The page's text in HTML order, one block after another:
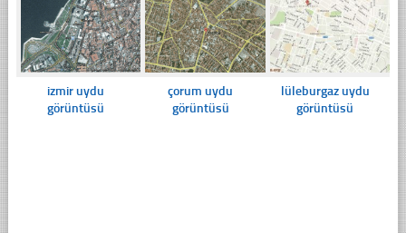
izmir uydu
görüntüsü
çorum uydu
görüntüsü
lüleburgaz uydu
görüntüsü